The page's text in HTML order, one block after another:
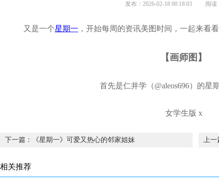
发布：2026-02-18 00:18:03 阅
又是一个星期一 ，开始每周的资讯美图时间，一起来看
【画师图】
首先是仁井学（@aleos696）的星
女学生版 x
下一篇：《星期一》可爱又热心的邻家姐妹 上一
相关推荐